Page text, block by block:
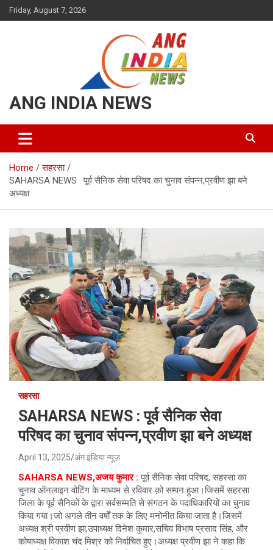
Skip
to
Friday, August 7, 2026
ANG INDIA NEWS
Home
सहरसा
SAHARSA NEWS : पूर्व सैनिक सेवा परिषद का चुनाव संपन्न,प्रवीण झा बने
अध्यक्ष
सहरसा
SAHARSA NEWS : पूर्व सैनिक सेवा
परिषद का चुनाव संपन्न,प्रवीण झा बने अध्यक्ष
April 13, 2025 अंग इंडिया न्यूज़
SAHARSA NEWS,अजय कुमार : पूर्व सैनिक सेवा परिषद, सहरसा का
चुनाव ऑनलाइन वोटिंग के माध्यम से रविवार क़ो सम्पन हुआ।जिसमें सहरसा
जिला के पूर्व सैनिकों के द्वारा सर्वसम्मति से संगठन के पदाधिकारियों का चुनाव
किया गया।जो अगले तीन वर्षों तक के लिए मनोनीत किया जाता है।जिसमें
अध्यक्ष श्री प्रवीण झा,उपाध्यक्ष दिनेश कुमार,सचिव विभाष प्रसाद सिंह, और
कोषाध्यक्ष विकाश चंद मिश्र को निर्वाचित हुए।अध्यक्ष प्रवीण झा ने कहा कि